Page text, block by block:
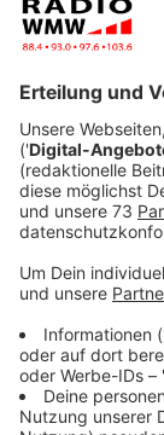
entspannte
(Wegener)
der
Veröffentlicht:
Anzeige
Ein Fest für
Anzeige
Beim